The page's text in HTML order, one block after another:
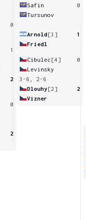
0
1
2
0
2
Safin
0
Tursunov
Arnold[3]
1
Friedl
Cibulec [4]
0
Levinsky
3-6, 2-6
Dlouhy[2]
2
Vizner